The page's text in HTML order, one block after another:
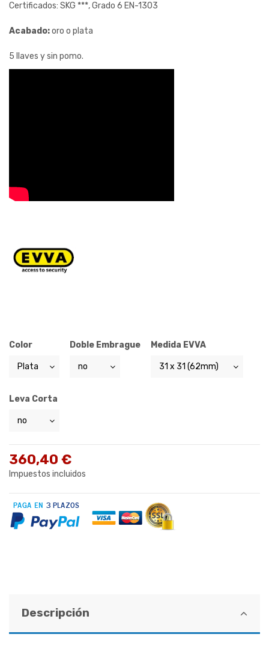
Certificados: SKG ***, Grado 6 EN-1303
Acabado:oro o plata
5 llaves y sin pomo.
Color Doble Embrague Medida EVVA
Leva Corta
360,40 €
Impuestos incluidos
Descripción